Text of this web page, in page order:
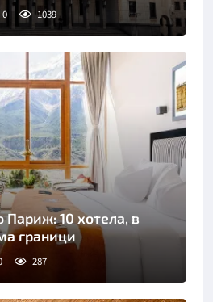
0 1039
10 хотела, в
граници
287